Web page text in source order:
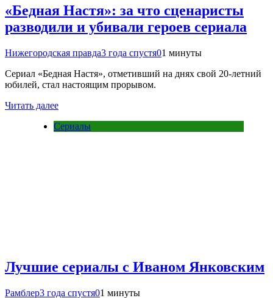
«Бедная Настя»: за что сценаристы
разводили и убивали героев сериала
Нижегородская правда3 года спустя01 минуты
Сериал «Бедная Настя», отметивший на днях свой 20-летний
юбилей, стал настоящим прорывом.
Читать далее
Сериалы
Лучшие сериалы с Иваном Янковским
Рамблер3 года спустя01 минуты